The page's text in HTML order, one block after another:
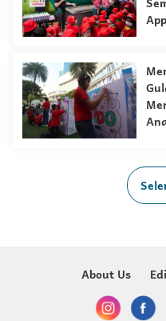
About Us